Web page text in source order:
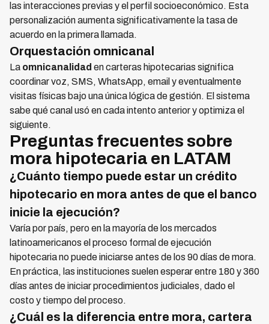
las interacciones previas y el perfil socioeconómico. Esta
personalización aumenta significativamente la tasa de
acuerdo en la primera llamada.
Orquestación omnicanal
La omnicanalidad en carteras hipotecarias significa
coordinar voz, SMS, WhatsApp, email y eventualmente
visitas físicas bajo una única lógica de gestión. El sistema
sabe qué canal usó en cada intento anterior y optimiza el
siguiente.
Preguntas frecuentes sobre
mora hipotecaria en LATAM
¿Cuánto tiempo puede estar un crédito
hipotecario en mora antes de que el banco
inicie la ejecución?
Varía por país, pero en la mayoría de los mercados
latinoamericanos el proceso formal de ejecución
hipotecaria no puede iniciarse antes de los 90 días de mora.
En práctica, las instituciones suelen esperar entre 180 y 360
días antes de iniciar procedimientos judiciales, dado el
costo y tiempo del proceso.
¿Cuál es la diferencia entre mora, cartera